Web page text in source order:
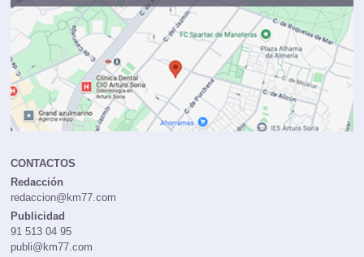
CONTACTOS
Redacción
redaccion@km77.com
Publicidad
91 513 04 95
publi@km77.com